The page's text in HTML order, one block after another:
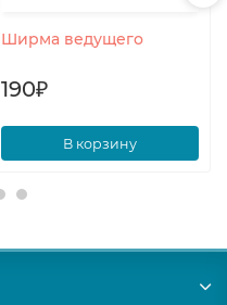
Ширма ведущего
190₽
В корзину